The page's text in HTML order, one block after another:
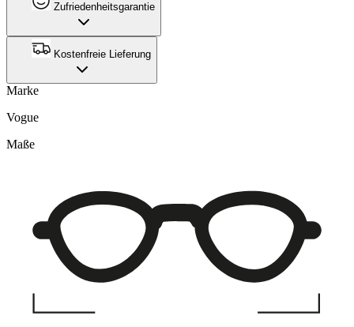
Zufriedenheitsgarantie
Kostenfreie Lieferung
Marke
Vogue
Maße